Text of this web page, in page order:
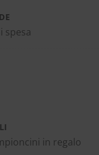
spesa
in regalo